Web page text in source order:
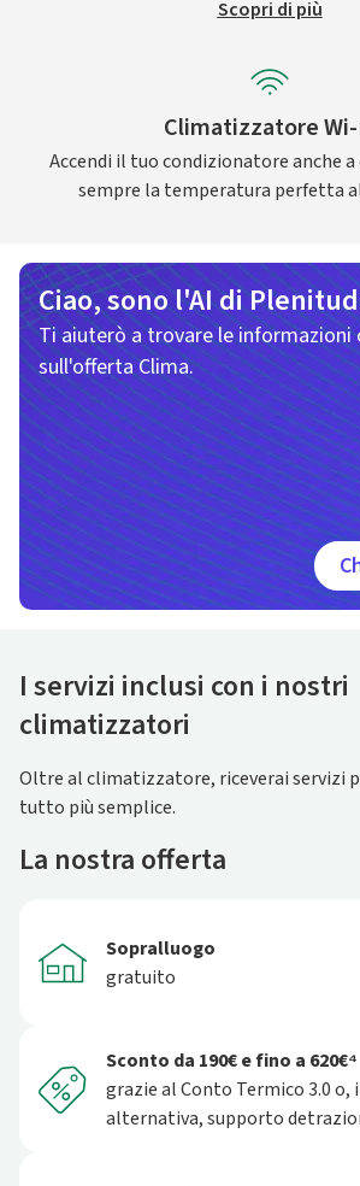
Scopri di più
Climatizzatore
Accendi il tuo condizionatore anche
sempre la temperatura perfetta
Ciao, sono l'AI di
Ti aiuterò a trovare le informazioni
sull'offerta Clima.
I servizi inclusi con i nostri
climatizzatori
Oltre al climatizzatore, riceverai servizi
tutto più semplice.
La nostra offerta
Sopralluogo
gratuito
Sconto da 190€ e fino a 620€⁴
grazie al Conto Termico 3.0 o,
alternativa, supporto